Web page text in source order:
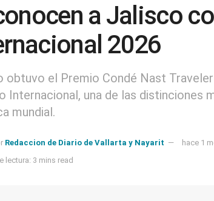
a Jalisco
2026
obtuvo el Premio Condé Nast
Internacional, una de las distinciones
mundial.
Redaccion de Diario de Vallarta y Nayarit hace 1
lectura: 3 mins read